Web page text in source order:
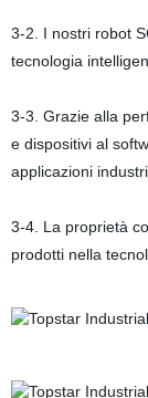
3-2. I nostri robot
tecnologia
3-3. Graziealla
e dispositivi al
applicazioni
3-4. La proprietà
prodotti nella